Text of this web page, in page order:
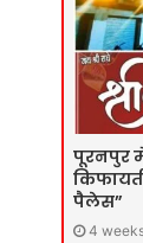
पूरनपुर
पैलेस”
4